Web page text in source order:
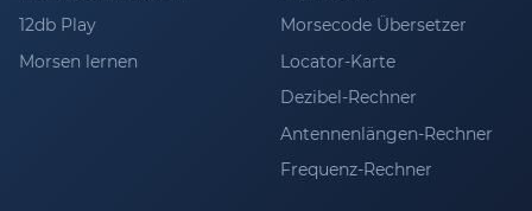
12db Play
Morsen lernen
Morsecode Übersetzer
Locator-Karte
Dezibel-Rechner
Antennenlängen-Rechner
Frequenz-Rechner